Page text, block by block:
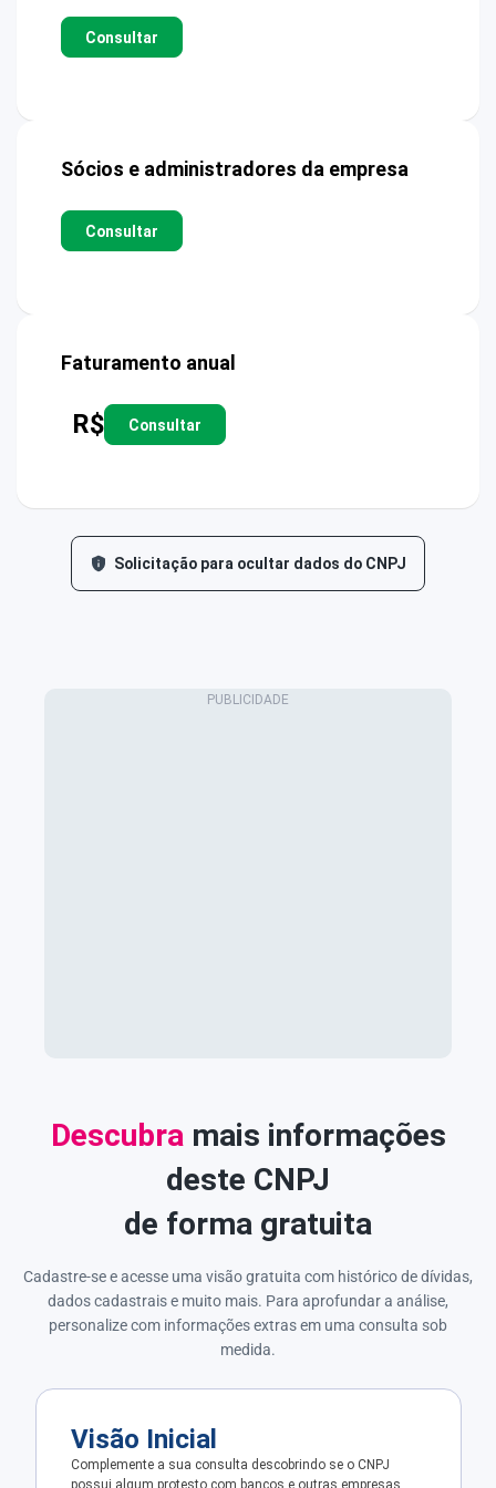
Consultar
Sócios e administradores da empresa
Consultar
Faturamento anual
R$ Consultar
Solicitação para ocultar dados do CNPJ
Descubra mais informações
deste CNPJ
de forma gratuita
Cadastre-se e acesse uma visão gratuita com histórico de dívidas,
dados cadastrais e muito mais. Para aprofundar a análise,
personalize com informações extras em uma consulta sob
medida.
Visão Inicial
Complemente a sua consulta descobrindo se o CNPJ